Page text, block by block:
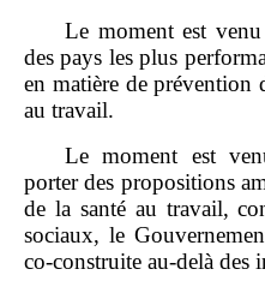
Le moment est
des pays les plus
en matière de prévention
au travail.
Le moment est
porter des propositions
de la santé au travail,
sociaux, le
co‑construite au‑delà des